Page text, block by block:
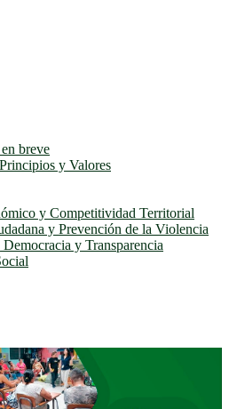
breve
y Valores
y Competitividad Territorial
y Prevención de la Violencia
y Transparencia